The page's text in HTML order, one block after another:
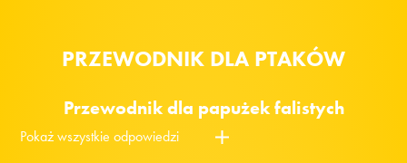
PRZEWODNIK DLA PTAKÓW
Przewodnik dla papużek falistych
Pokaż wszystkie odpowiedzi